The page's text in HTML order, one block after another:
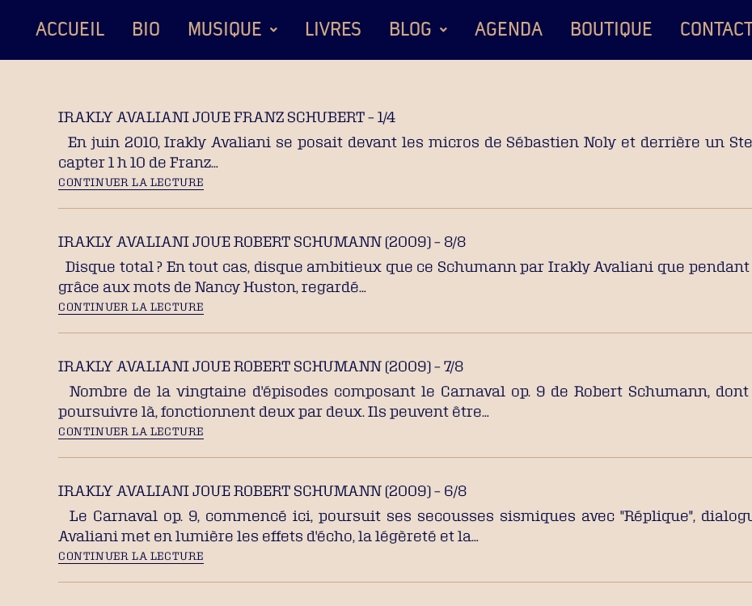
ACCUEIL BIO MUSIQUE LIVRES BLOG AGENDA BOUTIQUE
IRAKLY AVALIANI JOUE FRANZ SCHUBERT – 1/4
En juin 2010, Irakly Avaliani se posait devant les micros de Sébastien Noly et derrière un
capter 1 h 10 de Franz…
CONTINUER LA LECTURE
IRAKLY AVALIANI JOUE ROBERT SCHUMANN (2009) – 8/8
Disque total ? En tout cas, disque ambitieux que ce Schumann par Irakly Avaliani que
grâce aux mots de Nancy Huston, regardé…
CONTINUER LA LECTURE
IRAKLY AVALIANI JOUE ROBERT SCHUMANN (2009) – 7/8
Nombre de la vingtaine d'épisodes composant le Carnaval op. 9 de Robert Schumann,
poursuivre là, fonctionnent deux par deux. Ils peuvent être…
CONTINUER LA LECTURE
IRAKLY AVALIANI JOUE ROBERT SCHUMANN (2009) – 6/8
Le Carnaval op. 9, commencé ici, poursuit ses secousses sismiques avec "Réplique",
Avaliani met en lumière les effets d'écho, la légèreté et la…
CONTINUER LA LECTURE